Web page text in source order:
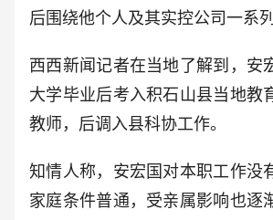
后围绕他个人及其实控公司一系
西西新闻记者在当地了解到，安
大学毕业后考入积石山县当地教
教师，后调入县科协工作。
知情人称，安宏国对本职工作没
家庭条件普通，受亲属影响也逐